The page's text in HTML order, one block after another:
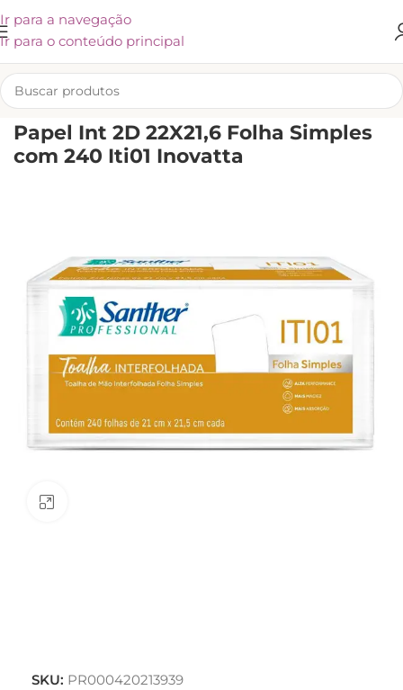
Ir para a navegação
Ir para o conteúdo principal
INÍCIO/KLIVEX
Papel Int 2D 22X21,6 Folha Simples
com 240 Iti01 Inovatta
SKU: PR000420213939